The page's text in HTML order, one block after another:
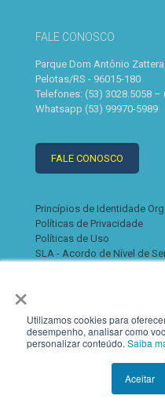
×
Utilizamos cookies para
desempenho, analisar como
personalizar conteúdo. Saiba
Aceitar
FALE CONOSCO
Parque Dom Antônio
Pelotas/RS - 96015-180
Telefones: (53) 3028.5058 –
Whatsapp (53) 99970-5989
FALE CONOSCO
Princípios de Identidade
Políticas de Privacidade
Políticas de Uso
SLA - Acordo de Nível de